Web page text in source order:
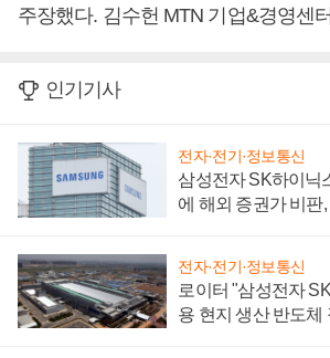
주장했다. 김수헌 MTN 기업&경영센
인기기사
전자·전기·정보통신
삼성전자 SK하이닉
에 해외 증권가 비판
전자·전기·정보통신
로이터 "삼성전자
용 현지 생산 반도체